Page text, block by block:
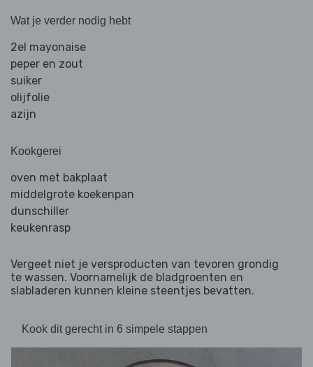
Wat je verder nodig hebt
2el mayonaise
peper en zout
suiker
olijfolie
azijn
Kookgerei
oven met bakplaat
middelgrote koekenpan
dunschiller
keukenrasp
Vergeet niet je versproducten van tevoren grondig
te wassen. Voornamelijk de bladgroenten en
slabladeren kunnen kleine steentjes bevatten.
Kook dit gerecht in 6 simpele stappen